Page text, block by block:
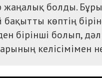
жаңалық болды.
көптің
бірінші болып,
келісімімен